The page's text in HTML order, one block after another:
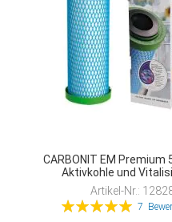
CARBONIT EM Premium
Aktivkohle und
Artikel-Nr.:
Bewertung:
7